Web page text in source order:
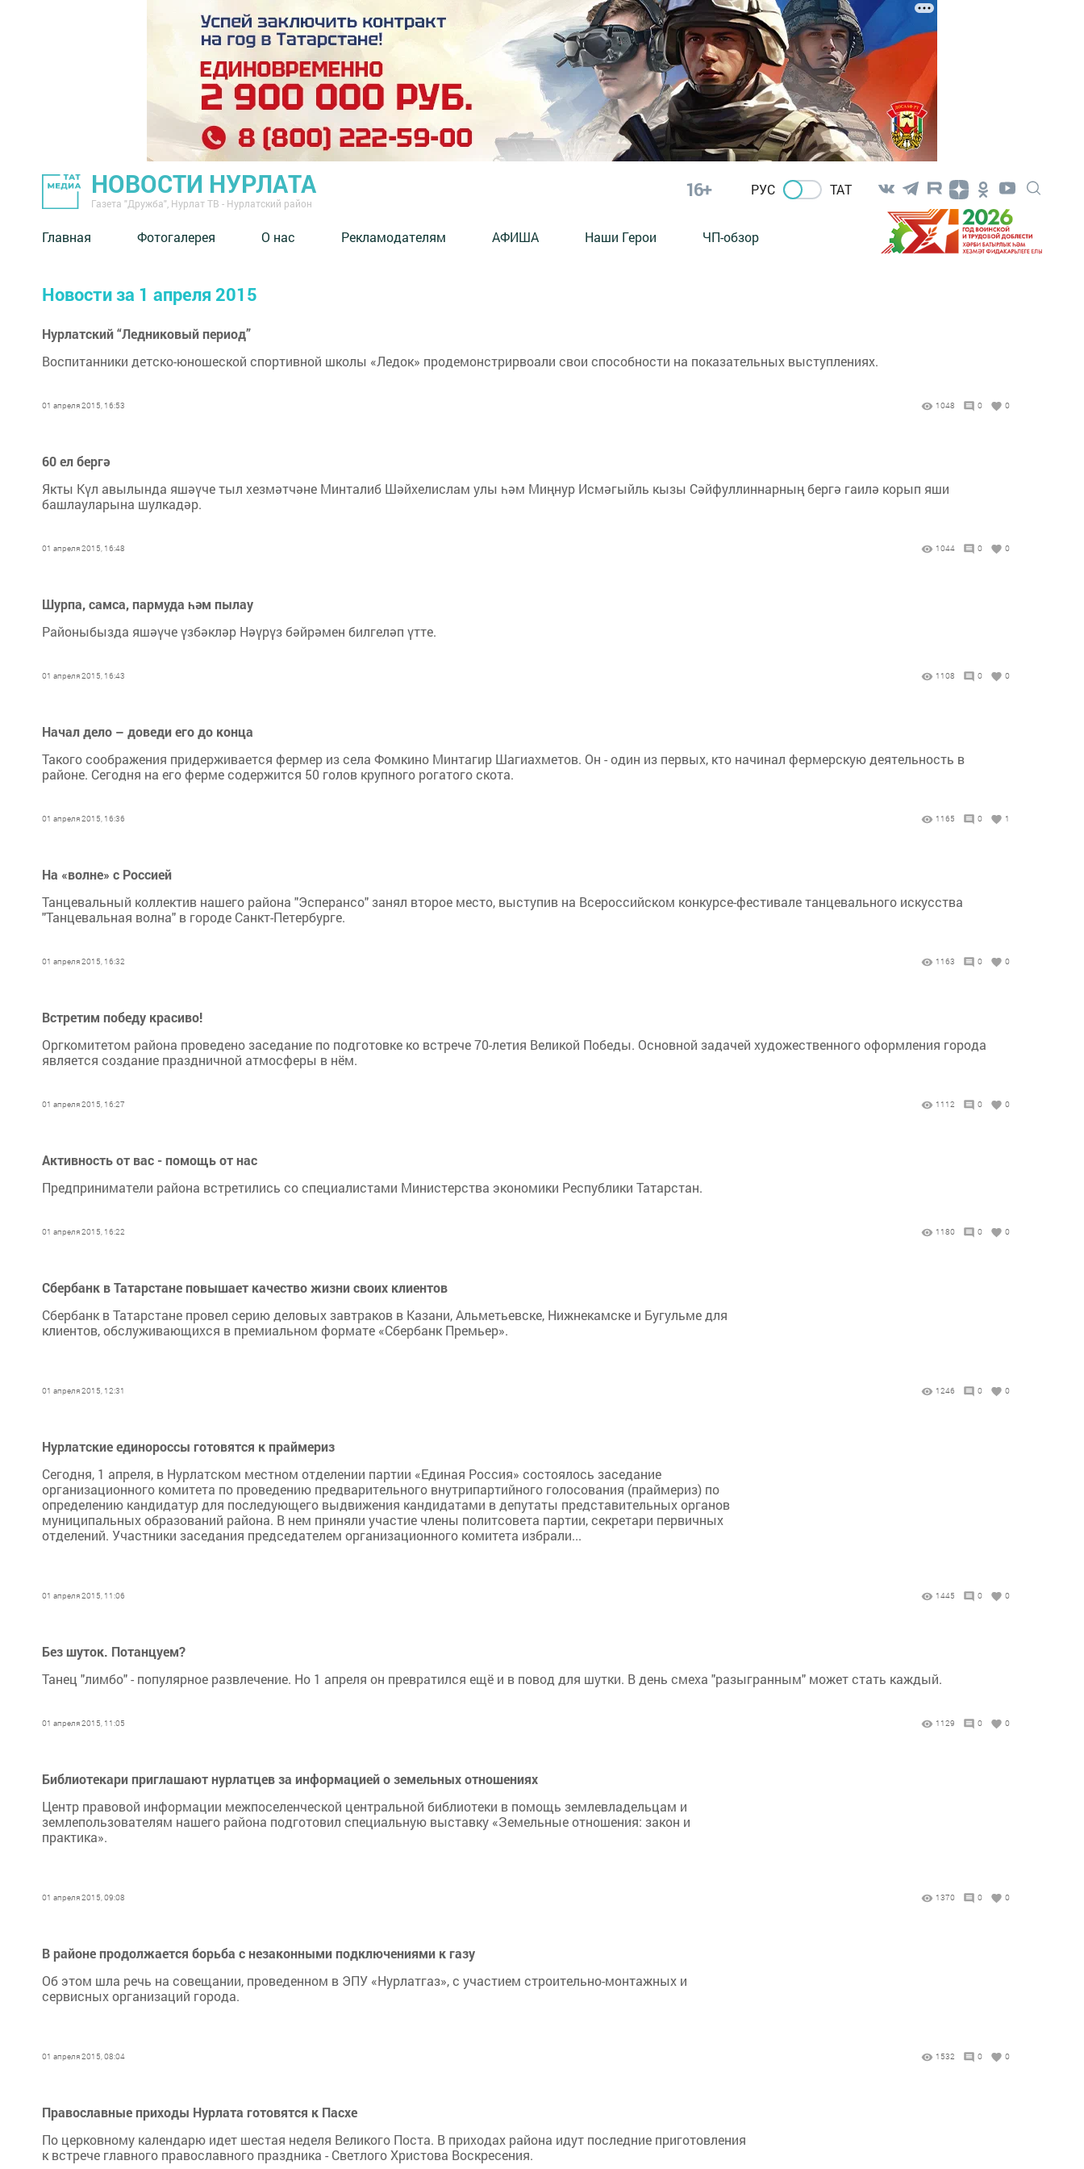
НОВОСТИ НУРЛАТА
Газета "Дружба", Нурлат ТВ - Нурлатский район
16+ РУС ТАТ
Главная Фотогалерея О нас Рекламодателям АФИША Наши Герои ЧП-обзор
Новости за 1 апреля 2015
Нурлатский “Ледниковый период”
Воспитанники детско-юношеской спортивной школы «Ледок» продемонстрирвоали свои способности на показательных выступлениях.
01 апреля 2015, 16:53 1048 0 0
60 ел бергә
Якты Күл авылында яшәүче тыл хезмәтчәне Минталиб Шәйхелислам улы һәм Миңнур Исмәгыйль кызы Сәйфуллиннарның бергә гаилә корып яши
башлауларына шулкадәр.
01 апреля 2015, 16:48 1044 0 0
Шурпа, самса, пармуда һәм пылау
Районыбызда яшәүче үзбәкләр Нәүрүз бәйрәмен билгеләп үтте.
01 апреля 2015, 16:43 1108 0 0
Начал дело – доведи его до конца
Такого соображения придерживается фермер из села Фомкино Минтагир Шагиахметов. Он - один из первых, кто начинал фермерскую деятельность в
районе. Сегодня на его ферме содержится 50 голов крупного рогатого скота.
01 апреля 2015, 16:36 1165 0 1
На «волне» с Россией
Танцевальный коллектив нашего района "Эсперансо" занял второе место, выступив на Всероссийском конкурсе-фестивале танцевального искусства
"Танцевальная волна" в городе Санкт-Петербурге.
01 апреля 2015, 16:32 1163 0 0
Встретим победу красиво!
Оргкомитетом района проведено заседание по подготовке ко встрече 70-летия Великой Победы. Основной задачей художественного оформления города
является создание праздничной атмосферы в нём.
01 апреля 2015, 16:27 1112 0 0
Активность от вас - помощь от нас
Предприниматели района встретились со специалистами Министерства экономики Республики Татарстан.
01 апреля 2015, 16:22 1180 0 0
Сбербанк в Татарстане повышает качество жизни своих клиентов
Сбербанк в Татарстане провел серию деловых завтраков в Казани, Альметьевске, Нижнекамске и Бугульме для
клиентов, обслуживающихся в премиальном формате «Сбербанк Премьер».
01 апреля 2015, 12:31 1246 0 0
Нурлатские единороссы готовятся к праймериз
Сегодня, 1 апреля, в Нурлатском местном отделении партии «Единая Россия» состоялось заседание
организационного комитета по проведению предварительного внутрипартийного голосования (праймериз) по
определению кандидатур для последующего выдвижения кандидатами в депутаты представительных органов
муниципальных образований района. В нем приняли участие члены политсовета партии, секретари первичных
отделений. Участники заседания председателем организационного комитета избрали...
01 апреля 2015, 11:06 1445 0 0
Без шуток. Потанцуем?
Танец "лимбо" - популярное развлечение. Но 1 апреля он превратился ещё и в повод для шутки. В день смеха "разыгранным" может стать каждый.
01 апреля 2015, 11:05 1129 0 0
Библиотекари приглашают нурлатцев за информацией о земельных отношениях
Центр правовой информации межпоселенческой центральной библиотеки в помощь землевладельцам и
землепользователям нашего района подготовил специальную выставку «Земельные отношения: закон и
практика».
01 апреля 2015, 09:08 1370 0 0
В районе продолжается борьба с незаконными подключениями к газу
Об этом шла речь на совещании, проведенном в ЭПУ «Нурлатгаз», с участием строительно-монтажных и
сервисных организаций города.
01 апреля 2015, 08:04 1532 0 0
Православные приходы Нурлата готовятся к Пасхе
По церковному календарю идет шестая неделя Великого Поста. В приходах района идут последние приготовления
к встрече главного православного праздника - Светлого Христова Воскресения.